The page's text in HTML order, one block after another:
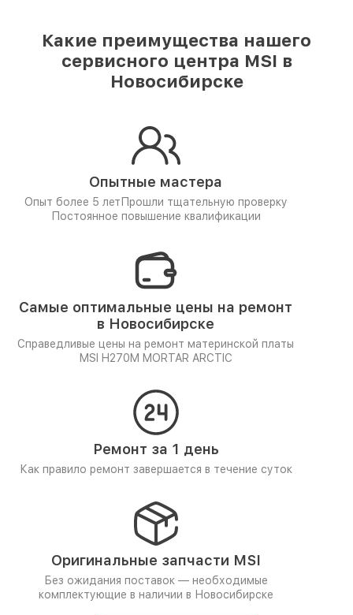
Какие преимущества нашего
сервисного центра MSI в
Новосибирске
Опытные мастера
Опыт более 5 лет Прошли тщательную проверку
Постоянное повышение квалификации
Самые оптимальные цены на ремонт
в Новосибирске
Справедливые цены на ремонт материнской платы
MSI H270M MORTAR ARCTIC
Ремонт за 1 день
Как правило ремонт завершается в течение суток
Оригинальные запчасти MSI
Без ожидания поставок — необходимые
комплектующие в наличии в Новосибирске